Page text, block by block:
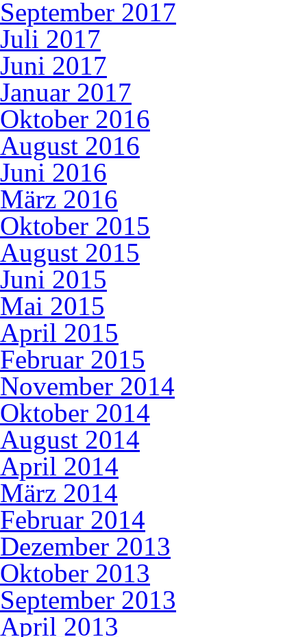
September 2017
Juli 2017
Juni 2017
Januar 2017
Oktober 2016
August 2016
Juni 2016
März 2016
Oktober 2015
August 2015
Juni 2015
Mai 2015
April 2015
Februar 2015
November 2014
Oktober 2014
August 2014
April 2014
März 2014
Februar 2014
Dezember 2013
Oktober 2013
September 2013
April 2013